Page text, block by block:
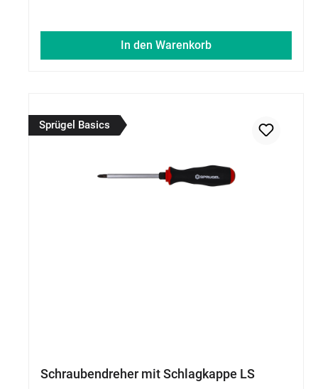
In den Warenkorb
Sprügel Basics
Schraubendreher mit Schlagkappe LS